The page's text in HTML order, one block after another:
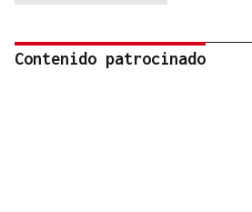
Contenido patrocinado